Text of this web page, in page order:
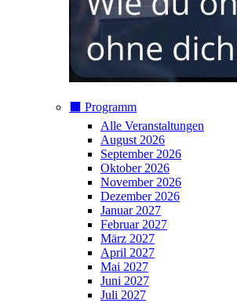
⬛️ Programm
Alle Veranstaltungen
August 2026
September 2026
Oktober 2026
November 2026
Dezember 2026
Januar 2027
Februar 2027
März 2027
April 2027
Mai 2027
Juni 2027
Juli 2027